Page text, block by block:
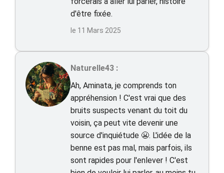
d'être fixée.
le 11 Mars 2025
Naturelle43 :
Ah, Aminata, je comprends ton
appréhension ! C'est vrai que des
bruits suspects venant du toit du
voisin, ça peut vite devenir une
source d'inquiétude 😬. L'idée de la
benne est pas mal, mais parfois, ils
sont rapides pour l'enlever ! C'est